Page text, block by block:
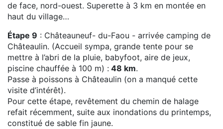
de face, nord-ouest. Superette à 3 km en montée en
haut du village…
Étape 9 : Châteauneuf- du-Faou - arrivée camping de
Châteaulin. (Accueil sympa, grande tente pour se
mettre à l’abri de la pluie, babyfoot, aire de jeux,
piscine chauffée à 100 m) : 48 km.
Passe à poissons à Châteaulin (on a manqué cette
visite d’intérêt).
Pour cette étape, revêtement du chemin de halage
refait récemment, suite aux inondations du printemps,
constitué de sable fin jaune.